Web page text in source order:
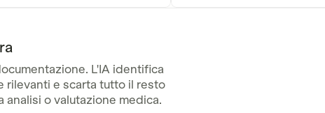
L'IA identifica
rilevanti e scarta tutto il resto
analisi o valutazione medica.